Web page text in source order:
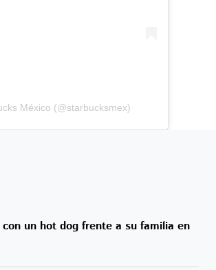
México (@starbucksmex)
un hot dog frente a su familia en